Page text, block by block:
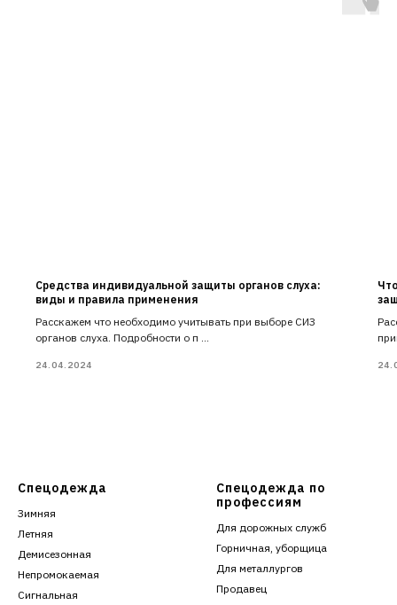
Средства индивидуальной защиты органов слуха:
виды и правила применения
Расскажем что необходимо учитывать при выборе СИЗ
органов слуха. Подробности о п ...
24.04.2024
Спецодежда
Зимняя
Летняя
Демисезонная
Непромокаемая
Сигнальная
Спецодежда по
профессиям
Для дорожных служб
Горничная, уборщица
Для металлургов
Продавец